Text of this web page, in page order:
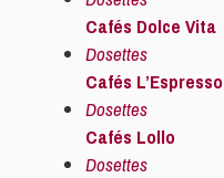
Cafés Dolce Vita
Dosettes
Cafés L’Espresso
Dosettes
Cafés Lollo
Dosettes